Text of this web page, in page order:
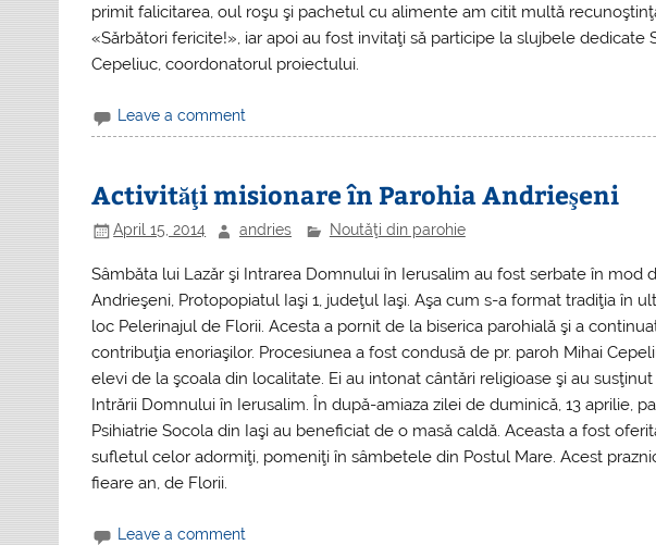
primit falicitarea, oul roşu şi pachetul cu alimente am citit multă
«Sărbători fericite!», iar apoi au fost invitaţi să participe la slujbele dedicate
Cepeliuc, coordonatorul proiectului.
Leave a comment
Activităţi misionare în Parohia Andrieşeni
April 15, 2014 andries Noutăţi din parohie
Sâmbăta lui Lazăr şi Intrarea Domnului în Ierusalim au fost serbate în mod
Andrieşeni, Protopopiatul Iaşi 1, judeţul Iaşi. Aşa cum s-a format tradiţia în
loc Pelerinajul de Florii. Acesta a pornit de la biserica parohială şi a
contribuţia enoriaşilor. Procesiunea a fost condusă de pr. paroh Mihai
elevi de la şcoala din localitate. Ei au intonat cântări religioase şi au
Intrării Domnului în Ierusalim. În după-amiaza zilei de duminică, 13 aprilie,
Psihiatrie Socola din Iaşi au beneficiat de o masă caldă. Aceasta a fost
sufletul celor adormiţi, pomeniţi în sâmbetele din Postul Mare. Acest
fieare an, de Florii.
Leave a comment